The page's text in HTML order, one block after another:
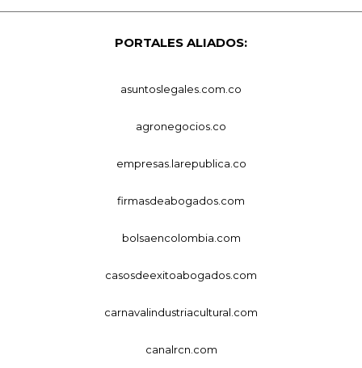
PORTALES ALIADOS:
asuntoslegales.com.co
agronegocios.co
empresas.larepublica.co
firmasdeabogados.com
bolsaencolombia.com
casosdeexitoabogados.com
carnavalindustriacultural.com
canalrcn.com